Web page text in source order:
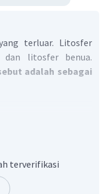
terluar. Litosfer
litosfer benua.
adalah sebagai
sedangkan
bumi yang
batuan basalt
litosfer benua
terverifikasi